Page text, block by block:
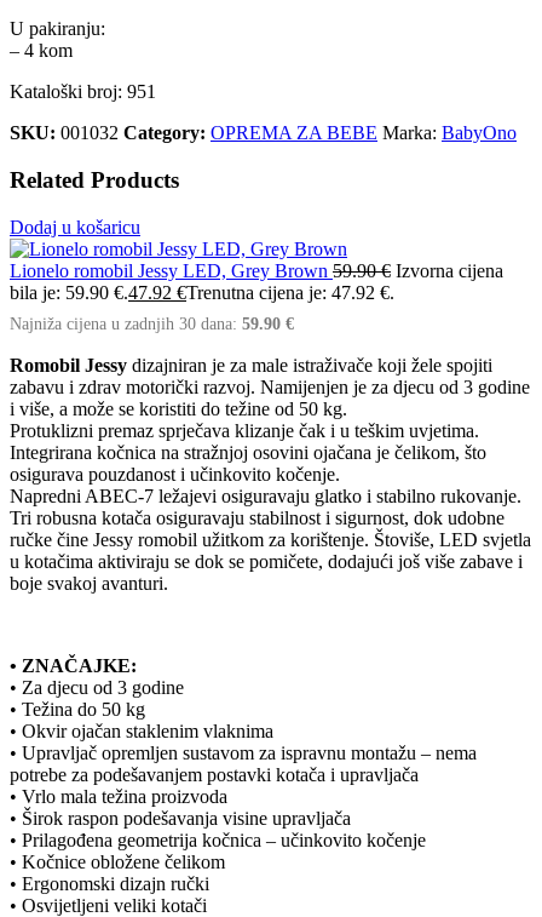
U pakiranju:
– 4 kom
Kataloški broj: 951
SKU: 001032 Category: OPREMA ZA BEBE Marka: BabyOno
Related Products
Dodaj u košaricu
Lionelo romobil Jessy LED, Grey Brown 59.90€ Izvorna cijena
bila je: 59.90 €.47.92 €Trenutna cijena je: 47.92 €.
Najniža cijena u zadnjih 30 dana: 59.90 €
Romobil Jessy dizajniran je za male istraživače koji žele spojiti
zabavu i zdrav motorički razvoj. Namijenjen je za djecu od 3 godine
i više, a može se koristiti do težine od 50 kg.
Protuklizni premaz sprječava klizanje čak i u teškim uvjetima.
Integrirana kočnica na stražnjoj osovini ojačana je čelikom, što
osigurava pouzdanost i učinkovito kočenje.
Napredni ABEC-7 ležajevi osiguravaju glatko i stabilno rukovanje.
Tri robusna kotača osiguravaju stabilnost i sigurnost, dok udobne
ručke čine Jessy romobil užitkom za korištenje. Štoviše, LED svjetla
u kotačima aktiviraju se dok se pomičete, dodajući još više zabave i
boje svakoj avanturi.
• ZNAČAJKE:
• Za djecu od 3 godine
• Težina do 50 kg
• Okvir ojačan staklenim vlaknima
• Upravljač opremljen sustavom za ispravnu montažu – nema
potrebe za podešavanjem postavki kotača i upravljača
• Vrlo mala težina proizvoda
• Širok raspon podešavanja visine upravljača
• Prilagođena geometrija kočnica – učinkovito kočenje
• Kočnice obložene čelikom
• Ergonomski dizajn ručki
• Osvijetljeni veliki kotači